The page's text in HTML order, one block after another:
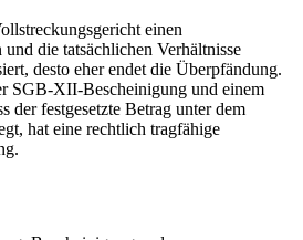
einen
die tatsächlichen Verhältnisse
desto eher endet die Überpfändung.
SGB-XII-Bescheinigung und einem
der festgesetzte Betrag unter dem
hat eine rechtlich tragfähige